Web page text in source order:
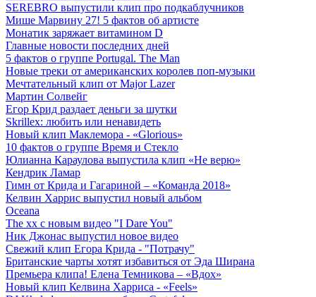
SEREBRO выпустили клип про подкаблучников
Мише Марвину 27! 5 фактов об артисте
Монатик заряжает витамином D
Главные новости последних дней
5 фактов о группе Portugal. The Man
Новые треки от американских королев поп-музыки
Мечтательный клип от Major Lazer
Мартин Солвейг
Егор Крид раздает деньги за шутки
Skrillex: любить или ненавидеть
Новый клип Маклемора - «Glorious»
10 фактов о группе Время и Стекло
Юлианна Караулова выпустила клип «Не верю»
Кендрик Ламар
Гимн от Крида и Гагариной – «Команда 2018»
Келвин Харрис выпустил новый альбом
Oceana
The xx с новым видео "I Dare You"
Ник Джонас выпустил новое видео
Свежий клип Егора Крида - "Потрачу"
Британские чарты хотят избавиться от Эда Ширана
Премьера клипа! Елена Темникова – «Вдох»
Новый клип Келвина Харриса - «Feels»